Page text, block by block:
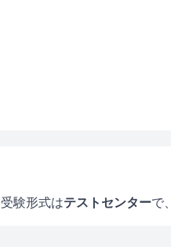
験形式はテストセンターで、